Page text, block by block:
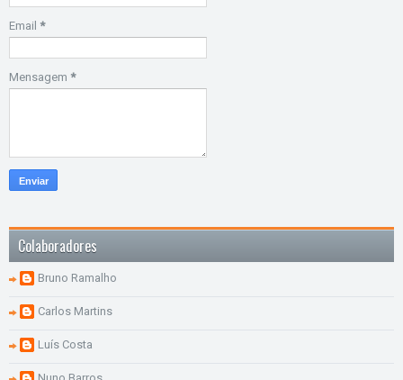
Email *
Mensagem *
Colaboradores
Bruno Ramalho
Carlos Martins
Luís Costa